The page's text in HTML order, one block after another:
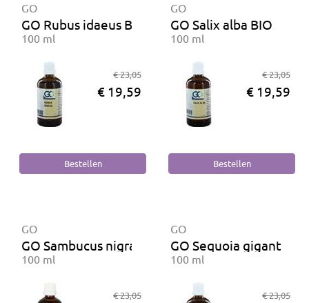
GO
GO Rubus idaeus BIO
100 ml
€ 23,05
€ 19,59
GO
GO Salix alba BIO
100 ml
€ 23,05
€ 19,59
GO
GO Sambucus nigra BIO
100 ml
€ 23,05
GO
GO Sequoia gigantea
100 ml
€ 23,05